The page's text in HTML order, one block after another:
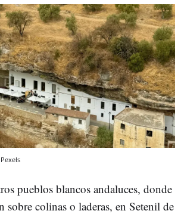
Pexels
pueblos blancos andaluces, donde
sobre colinas o laderas, en Setenil de